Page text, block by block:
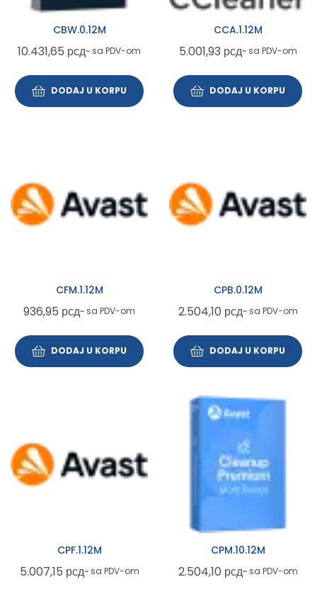
CBW.0.12M
10.431,65 рсд~ sa PDV-om
DODAJ U KORPU
CCA.1.12M
5.001,93 рсд~ sa PDV-om
DODAJ U KORPU
CFM.1.12M
936,95 рсд~ sa PDV-om
DODAJ U KORPU
CPB.0.12M
2.504,10 рсд~ sa PDV-om
DODAJ U KORPU
CPF.1.12M
5.007,15 рсд~ sa PDV-om
CPM.10.12M
2.504,10 рсд~ sa PDV-om